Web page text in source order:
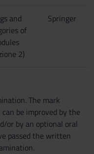
and
of
2)
Springer
The mark
be improved by the
or by an optional oral
passed the written